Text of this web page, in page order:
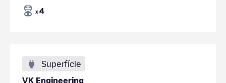
x 4
Superfície
VK Engineering